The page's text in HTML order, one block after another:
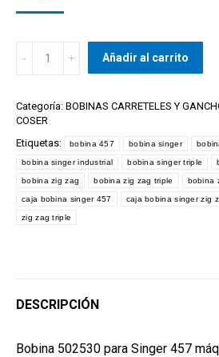
Bobina
Singer
quantity
Añadir al carrito
Categoría: BOBINAS CARRETELES Y
COSER
Etiquetas:
bobina 457 bobina singer
bobina singer industrial bobina singer triple
bobina zig zag bobina zig zag triple bobina
caja bobina singer 457 caja bobina singer zig
zig zag triple
DESCRIPCIÓN
Bobina 502530 para Singer 457